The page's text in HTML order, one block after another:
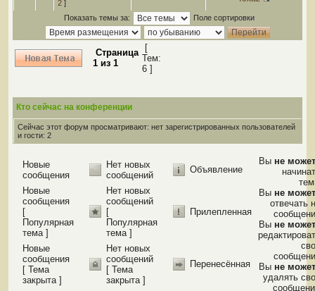
2 ]
Показать темы за: Поле сортировки
Страница
1 из 1
[
Тем:
6 ]
Кто сейчас на конференции
Сейчас этот форум просматривают: нет зарегистрированных пользователей
и гости: 2
Новые
сообщения
Нет новых
сообщений
Объявление
Новые
сообщения
[
Популярная
тема ]
Нет новых
сообщений
[
Популярная
тема ]
Прилепленная
Новые
сообщения
[ Тема
закрыта ]
Нет новых
сообщений
[ Тема
закрыта ]
Перенесённая
Вы не
Вы не
отвечать
Вы не
Вы не
удалять